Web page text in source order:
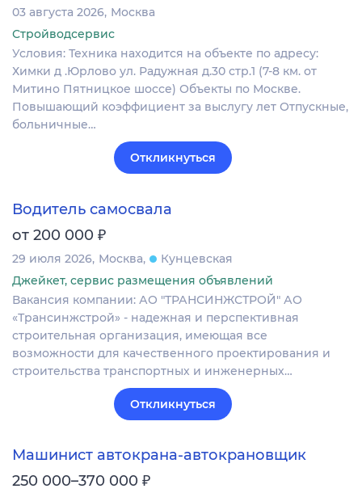
03 августа 2026 Москва
Стройводсервис
Условия: Техника находится на объекте по адресу:
Химки д .Юрлово ул. Радужная д.30 стр.1 (7-8 км. от
Митино Пятницкое шоссе) Объекты по Москве.
Повышающий коэффициент за выслугу лет Отпускные,
больничные…
Откликнуться
Водитель самосвала
от 200 000 ₽
29 июля 2026 Москва
Кунцевская
Джейкет, сервис размещения объявлений
Вакансия компании: АО "ТРАНСИНЖСТРОЙ" АО
«Трансинжстрой» - надежная и перспективная
строительная организация, имеющая все
возможности для качественного проектирования и
строительства транспортных и инженерных…
Откликнуться
Машинист автокрана-автокрановщик
250 000–370 000 ₽